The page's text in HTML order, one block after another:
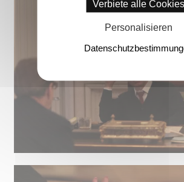
Verbiete alle Cookies
Personalisieren